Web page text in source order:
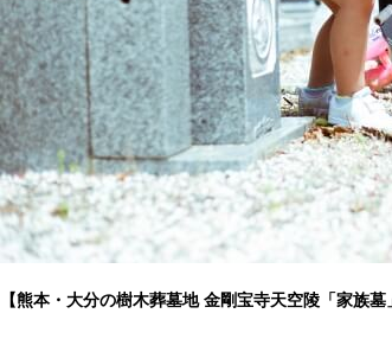
【熊本・大分の樹木葬墓地 金剛宝寺天空陵「家族